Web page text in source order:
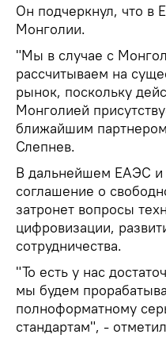
Он подчеркнул, что в
Монголии.
"Мы в случае с
рассчитываем на
рынок, поскольку
Монголией
ближайшим партнером
Слепнев.
В дальнейшем ЕАЭС и
соглашение о
затронет вопросы
цифровизации,
сотрудничества.
"То есть у нас
мы будем
полноформатному
стандартам", -